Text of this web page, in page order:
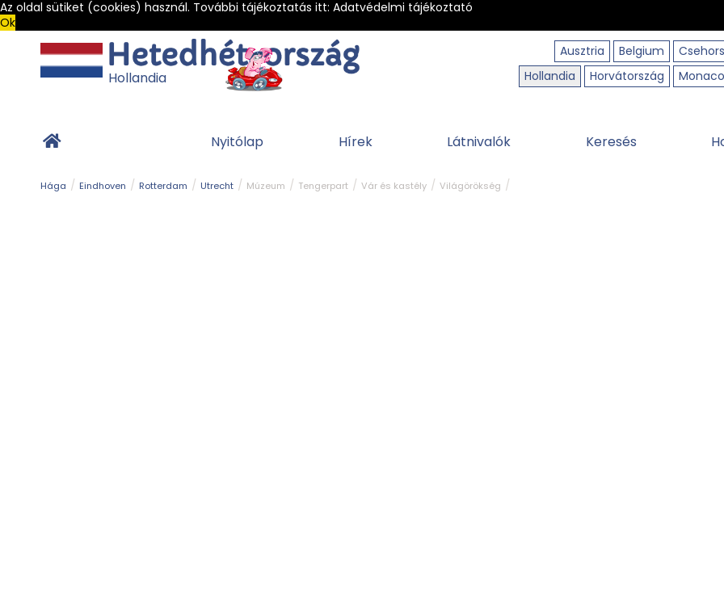
Az oldal sütiket (cookies) használ. További tájékoztatás itt: Adatvédelmi tájékoztató
Ok
Ausztria
Belgium
Hollandia
Horvátország Monaco
Hollandia
Nyitólap Hírek Látnivalók Keresés
Hága Eindhoven Rotterdam Utrecht Múzeum Tengerpart Vár és kastély Világörökség